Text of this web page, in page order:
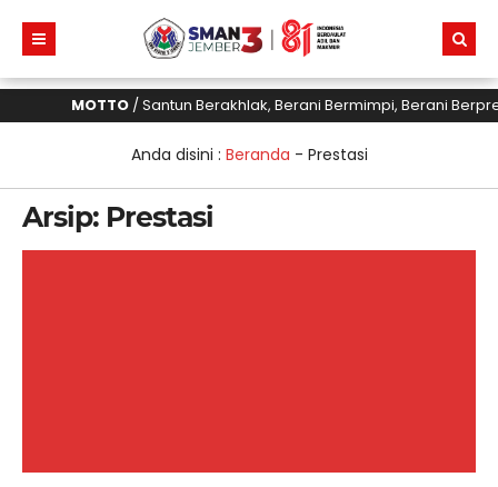
MOTTO/ Santun Berakhlak, Berani Bermimpi, Berani
Anda disini : Beranda - Prestasi
Arsip: Prestasi